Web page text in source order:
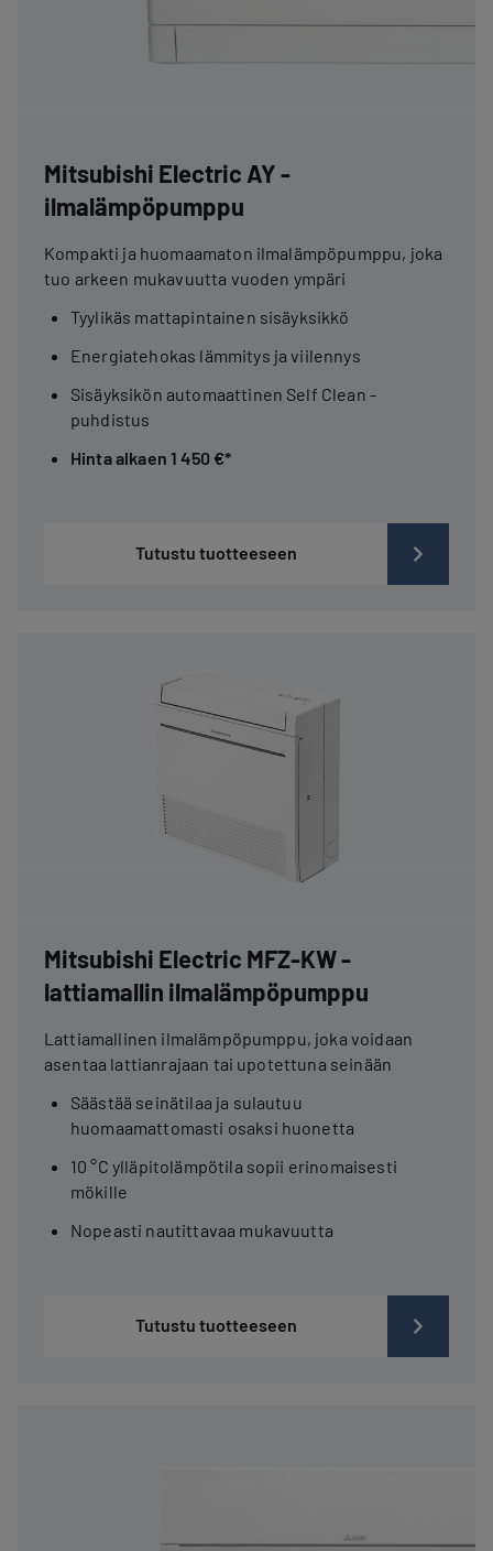
Mitsubishi Electric AY -
ilmalämpöpumppu
Kompakti ja huomaamaton ilmalämpöpumppu, joka
tuo arkeen mukavuutta vuoden ympäri
Tyylikäs mattapintainen sisäyksikkö
Energiatehokas lämmitys ja viilennys
Sisäyksikön automaattinen Self Clean -
puhdistus
Hinta alkaen 1 450 €*
Tutustu tuotteeseen
Mitsubishi Electric MFZ-KW -
lattiamallin ilmalämpöpumppu
Lattiamallinen ilmalämpöpumppu, joka voidaan
asentaa lattianrajaan tai upotettuna seinään
Säästää seinätilaa ja sulautuu
huomaamattomasti osaksi huonetta
10 °C ylläpitolämpötila sopii erinomaisesti
mökille
Nopeasti nautittavaa mukavuutta
Tutustu tuotteeseen